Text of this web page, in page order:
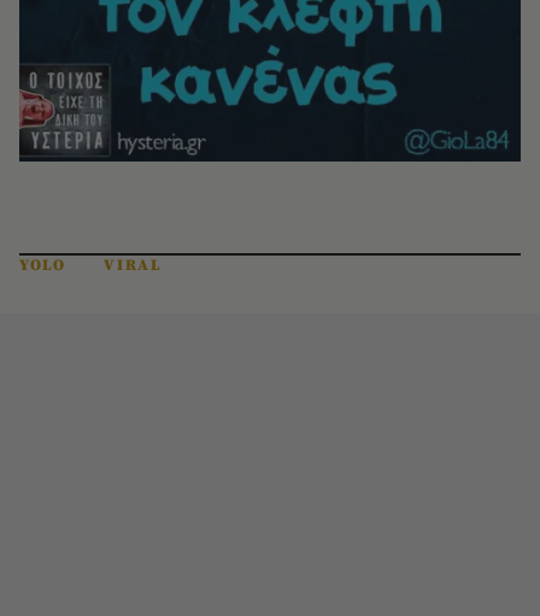
YOLO VIRAL